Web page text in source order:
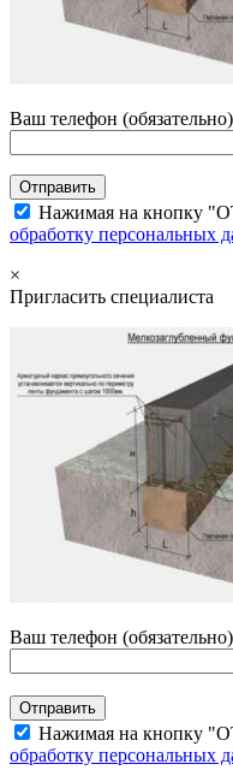
Ваш телефон (обязательно)
Нажимая на кнопку
обработку персональных
×
Пригласить специалиста
Ваш телефон (обязательно)
Нажимая на кнопку
обработку персональных